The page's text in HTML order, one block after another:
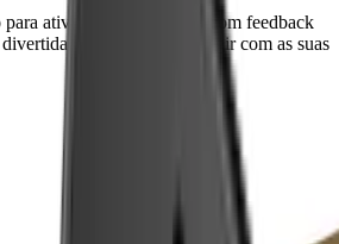
ativar conteúdo áudio com feedback
e intuitiva de interagir com as suas